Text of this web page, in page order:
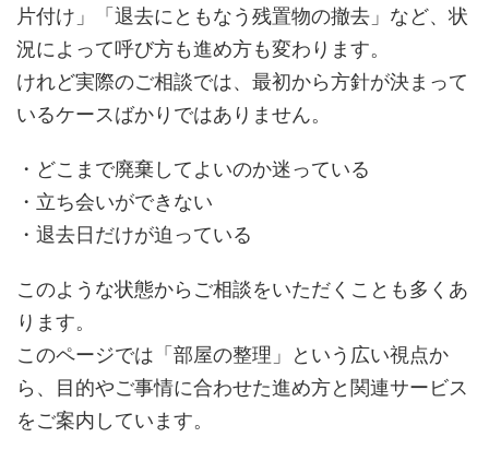
片付け」「退去にともなう残置物の撤去」など、状
況によって呼び方も進め方も変わります。
けれど実際のご相談では、最初から方針が決まって
いるケースばかりではありません。
・どこまで廃棄してよいのか迷っている
・立ち会いができない
・退去日だけが迫っている
このような状態からご相談をいただくことも多くあ
ります。
このページでは「部屋の整理」という広い視点か
ら、目的やご事情に合わせた進め方と関連サービス
をご案内しています。